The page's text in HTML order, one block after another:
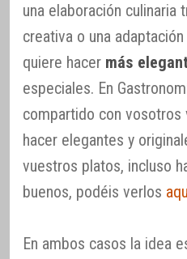
una elaboración culinaria
creativa o una
quiere hacer más
especiales. En
compartido con vosotros
hacer elegantes y
vuestros platos, incluso
buenos, podéis verlos
En ambos casos la idea